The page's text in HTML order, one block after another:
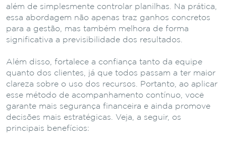
além de simplesmente controlar planilhas. Na prática,
essa abordagem não apenas traz ganhos concretos
para a gestão, mas também melhora de forma
significativa a previsibilidade dos resultados.
Além disso, fortalece a confiança tanto da equipe
quanto dos clientes, já que todos passam a ter maior
clareza sobre o uso dos recursos. Portanto, ao aplicar
esse método de acompanhamento contínuo, você
garante mais segurança financeira e ainda promove
decisões mais estratégicas. Veja, a seguir, os
principais benefícios: